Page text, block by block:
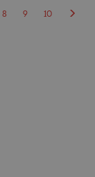
8 9 10